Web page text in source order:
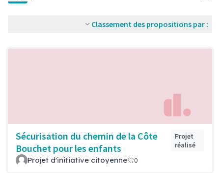
Classement des propositions par :
Sécurisation du chemin de la Côte
Bouchet pour les enfants
Projet
réalisé
Projet d'initiative citoyenne 0